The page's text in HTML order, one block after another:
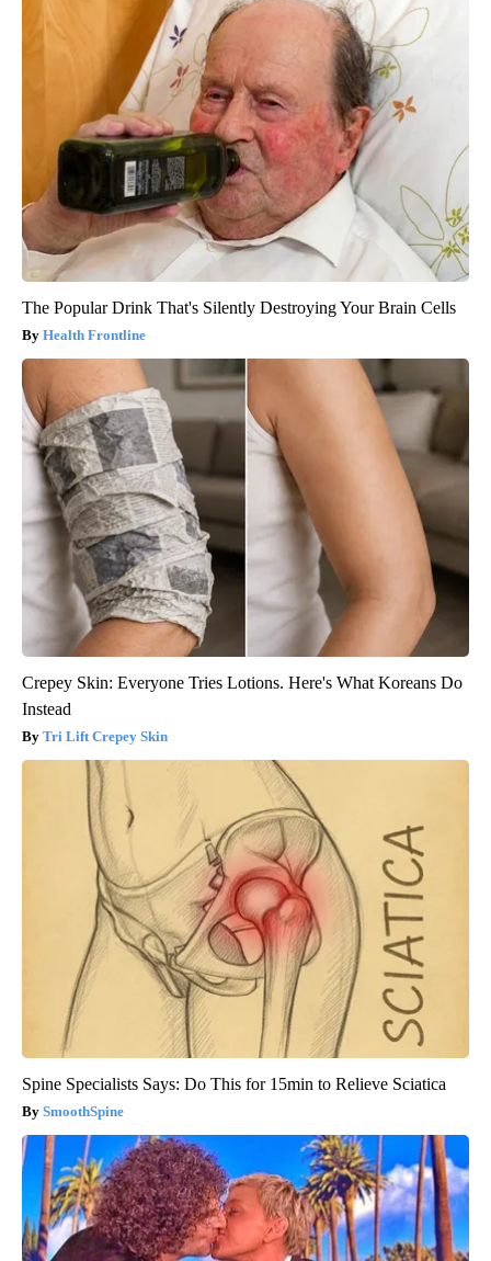
The Popular Drink That's Silently Destroying Your Brain Cells
Health Frontline
Crepey Skin: Everyone Tries Lotions. Here's What Koreans Do
Instead
Tri Lift Crepey Skin
Spine Specialists Says: Do This for 15min to Relieve Sciatica
SmoothSpine